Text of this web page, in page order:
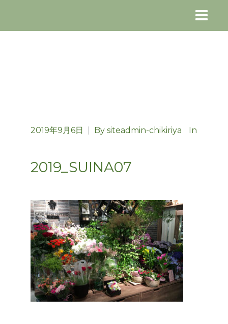
2019年9月6日 By siteadmin-chikiriya In
2019_SUINA07